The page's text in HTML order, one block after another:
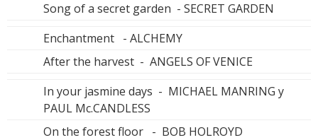
Song of a secret garden - SECRET GARDEN
Enchantment - ALCHEMY
After the harvest - ANGELS OF VENICE
In your jasmine days - MICHAEL MANRING y
PAUL Mc.CANDLESS
On the forest floor - BOB HOLROYD